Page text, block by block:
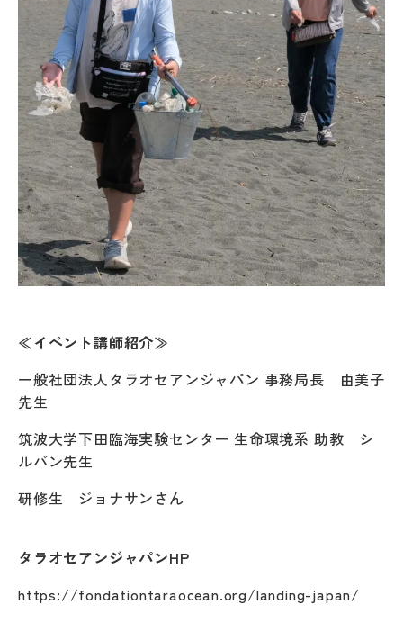
≪イベント講師紹介≫
一般社団法人タラオセアンジャパン 事務局長 由美子
先生
筑波大学下田臨海実験センター 生命環境系 助教 シ
ルバン先生
研修生 ジョナサンさん
タラオセアンジャパンHP
https://fondationtaraocean.org/landing-japan/